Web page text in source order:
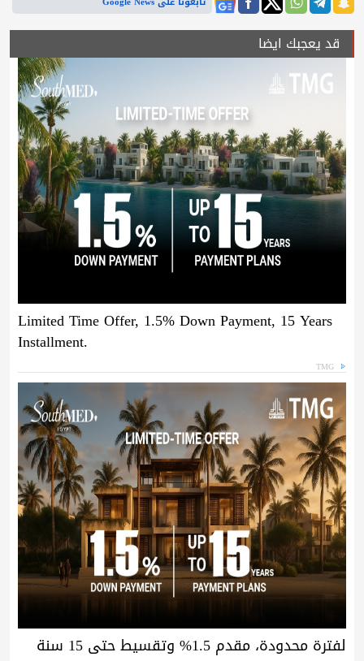
قد يعجبك ايضا
Limited Time Offer, 1.5% Down Payment, 15 Years
Installment.
TMG
لفترة محدودة، مقدم 1.5% وتقسيط حتى 15 سنة